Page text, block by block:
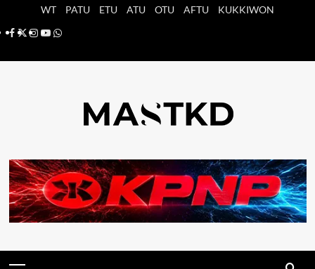
WT PATU ETU ATU OTU AFTU
KUKKIWON
Facebook
X Instagram
YouTube
Whatsapp